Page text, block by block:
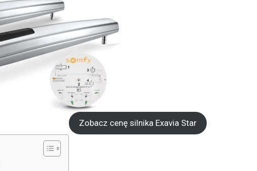
Zobacz cenę silnika Exavia Star